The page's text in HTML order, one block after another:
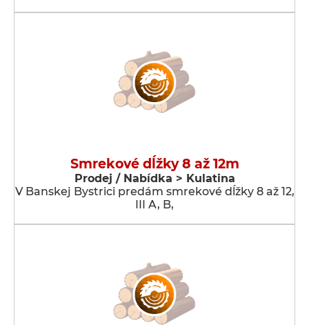
Smrekové dĺžky 8 až 12m
Prodej / Nabídka > Kulatina
V Banskej Bystrici predám smrekové dĺžky 8 až 12,
III A, B,